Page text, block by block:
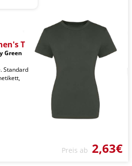
T
Green
Standard
Preis ab 2,63€